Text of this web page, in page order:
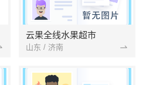
云果全线水果超市
山东 / 济南